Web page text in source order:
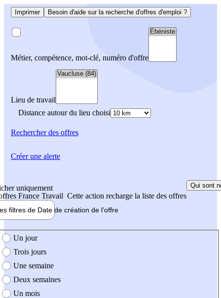
Imprimer Besoin d'aide sur la recherche d'offres d'emploi ?
Métier, compétence, mot-clé, numéro d'offre
Lieu de travail
Distance autour du lieu choisi
Rechercherdes offres
uniquement
France Travail Cette action recharge la liste des offres
Qui sont
filtres de Date de création de l'offre
création de l'offre
Un jour
Trois jours
Une semaine
Deux semaines
Un mois
Créer une alerte